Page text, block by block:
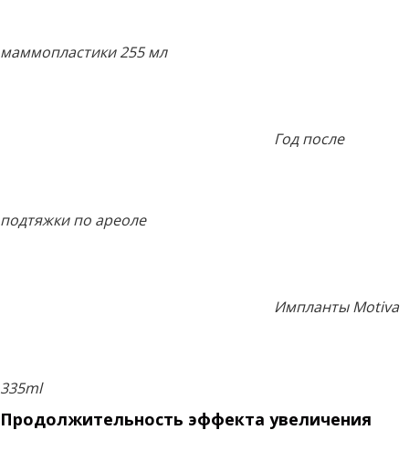
маммопластики 255 мл
Год после
подтяжки по ареоле
Импланты Motiva
335ml
Продолжительность эффекта увеличения